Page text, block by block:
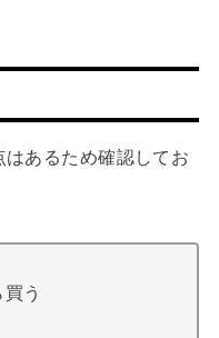
あるため確認してお
う